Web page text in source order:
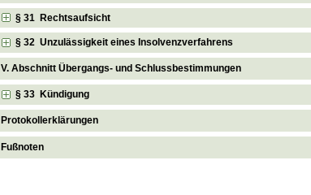
§ 31 Rechtsaufsicht
§ 32 Unzulässigkeit eines Insolvenzverfahrens
V. Abschnitt Übergangs- und Schlussbestimmungen
§ 33 Kündigung
Protokollerklärungen
Fußnoten